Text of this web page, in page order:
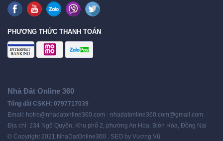
PHƯƠNG THỨC THANH TOÁN
Nhà Đất Online 360
Tổng đài CSKH: 0797717039
Email: hotro@nhadatonline360.com - nhadatonline360.com@gmail.com
Địa chỉ: 234 Ngô Quyền, Khu phố 2, phường An Hòa, Biên Hòa, Đồng Nai
© Copyright 2021 NhaDatOnline360 . SEO by Vương Vũ